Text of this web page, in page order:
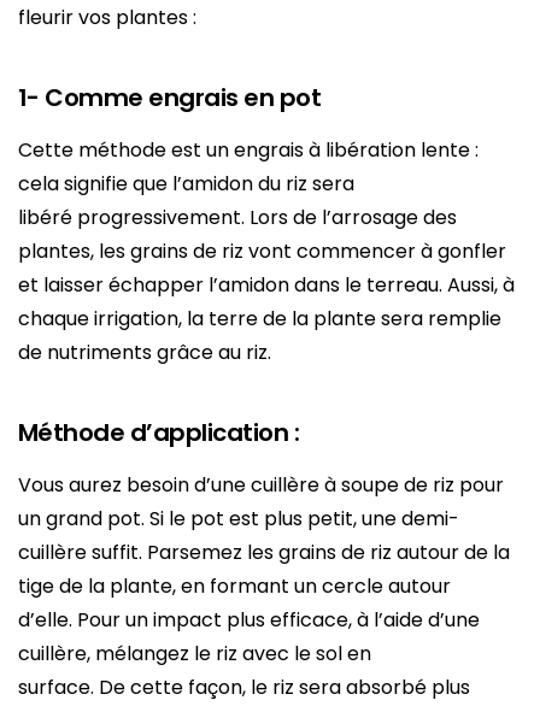
fleurir vos plantes :
1- Comme engrais en pot
Cette méthode est un engrais à libération lente :
cela signifie que l’amidon du riz sera
libéré progressivement. Lors de l’arrosage des
plantes, les grains de riz vont commencer à gonfler
et laisser échapper l’amidon dans le terreau. Aussi, à
chaque irrigation, la terre de la plante sera remplie
de nutriments grâce au riz.
Méthode d’application :
Vous aurez besoin d’une cuillère à soupe de riz pour
un grand pot. Si le pot est plus petit, une demi-
cuillère suffit. Parsemez les grains de riz autour de la
tige de la plante, en formant un cercle autour
d’elle. Pour un impact plus efficace, à l’aide d’une
cuillère, mélangez le riz avec le sol en
surface. De cette façon, le riz sera absorbé plus